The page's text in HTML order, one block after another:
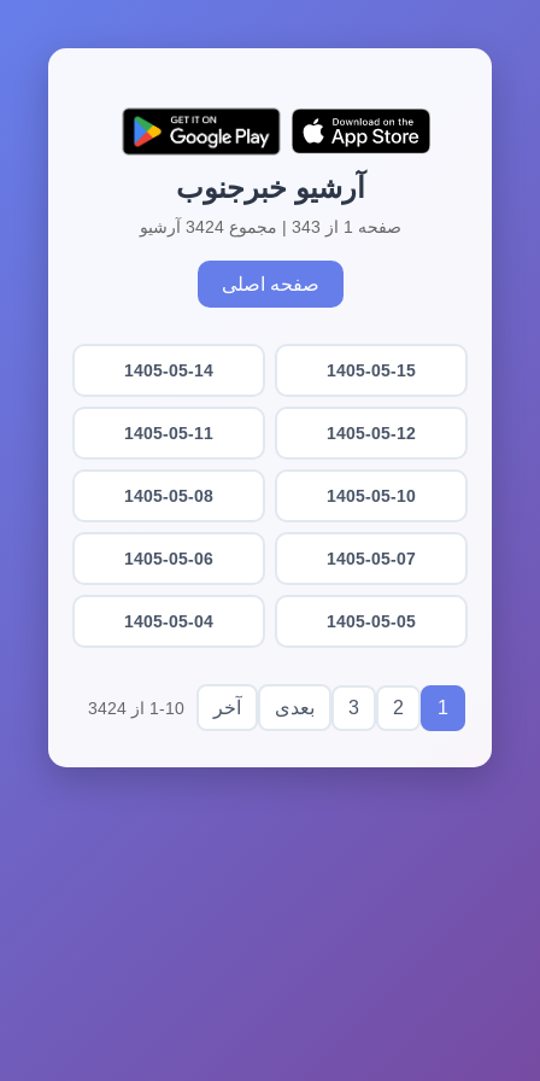
آرشیو خبرجنوب
صفحه 1 از 343 | مجموع 3424 آرشیو
صفحه اصلی
1405-05-15
1405-05-14
1405-05-12
1405-05-11
1405-05-10
1405-05-08
1405-05-07
1405-05-06
1405-05-05
1405-05-04
1
2
3 بعدی آخر 1-10 از 3424